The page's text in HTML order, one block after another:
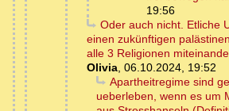
19:56
Oder auch nicht. Etliche
einen zukünftigen
alle 3 Religionen
Olivia, 06.10.2024, 19:52
Apartheitregime sind
ueberleben, wenn es um